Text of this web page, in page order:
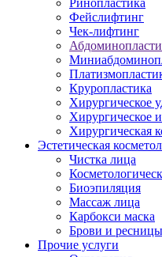
Ринопластика
Фейслифтинг
Чек-лифтинг
Круропластика
Хирургическое
Хирургическое
Хирургическая
Эстетическая
Чистка лица
Биоэпиляция
Массаж лица
Карбокси маска
Брови и ресницы
Прочие услуги